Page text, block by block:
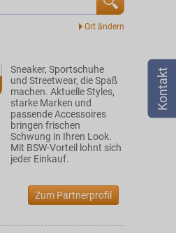
Sneaker, Sportschuhe
und Streetwear, die Spaß
machen. Aktuelle Styles,
starke Marken und
passende Accessoires
bringen frischen
Schwung in Ihren Look.
Mit BSW-Vorteil lohnt sich
jeder Einkauf.
Zum Partnerprofil